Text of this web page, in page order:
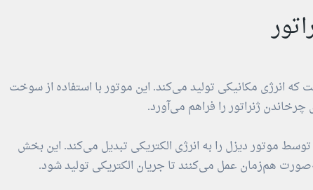
که انرژی مکانیکی تولید می‌کند. این موتور با استفاده از سوخت
ژنراتور را فراهم می‌آورد.
توسط موتور دیزل را به انرژی الکتریکی تبدیل می‌کند. این بخش
هم‌زمان عمل می‌کنند تا جریان الکتریکی تولید شود.